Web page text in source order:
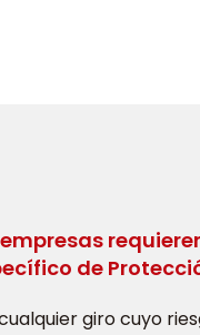
de
giro cuyo